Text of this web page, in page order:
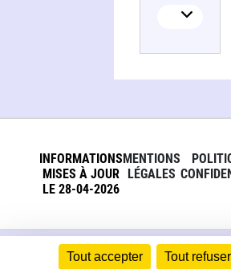
Tout accepter Tout refuser
INFORMATIONS
MISES À JOUR
LE 28-04-2026
MENTIONS
LÉGALES